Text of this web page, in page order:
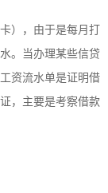
），由于是每月打
。当办理某些信贷
资流水单是证明借
，主要是考察借款